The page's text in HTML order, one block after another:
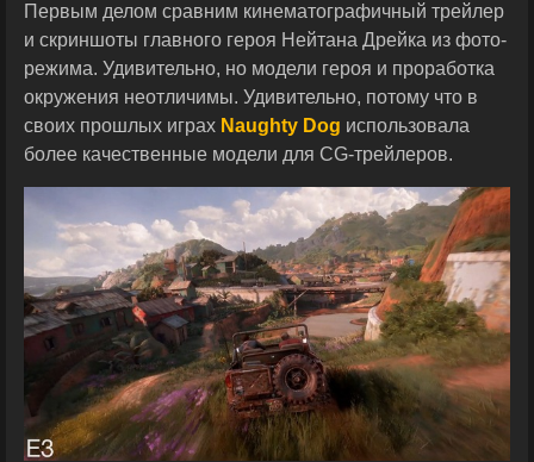
Первым делом сравним кинематографичный трейлер
и скриншоты главного героя Нейтана Дрейка из фото-
режима. Удивительно, но модели героя и проработка
окружения неотличимы. Удивительно, потому что в
своих прошлых играх Naughty Dog использовала
более качественные модели для CG-трейлеров.